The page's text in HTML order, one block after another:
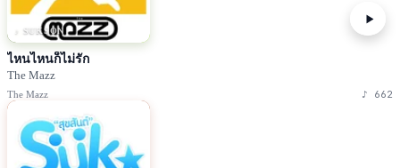
♪ SUKSON
ไหนไหนก็ไม่รัก
The Mazz
The Mazz ♪ 662